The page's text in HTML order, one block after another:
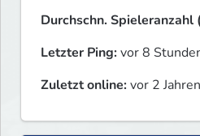
Durchschn. Spieleranzahl
Letzter Ping:vor 8
Zuletzt online:vor 2 Jahren